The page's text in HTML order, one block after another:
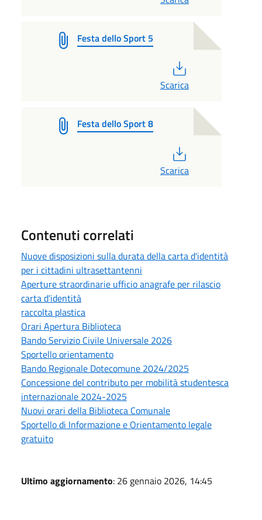
Festa dello Sport 5
Scarica
Festa dello Sport 8
Scarica
Contenuti correlati
Nuove disposizioni sulla durata della carta d'identità
per i cittadini ultrasettantenni
Aperture straordinarie ufficio anagrafe per rilascio
carta d'identità
raccolta plastica
Orari Apertura Biblioteca
Bando Servizio Civile Universale 2026
Sportello orientamento
Bando Regionale Dotecomune 2024/2025
Concessione del contributo per mobilità studentesca
internazionale 2024-2025
Nuovi orari della Biblioteca Comunale
Sportello di Informazione e Orientamento legale
gratuito
Ultimo aggiornamento: 26 gennaio 2026, 14:45